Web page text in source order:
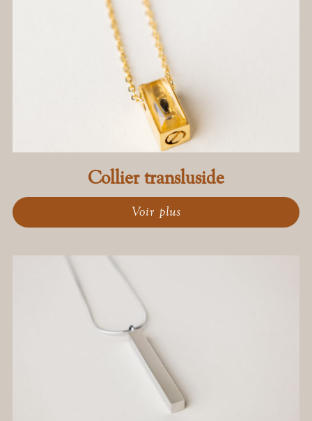
Collier transluside
Voir plus